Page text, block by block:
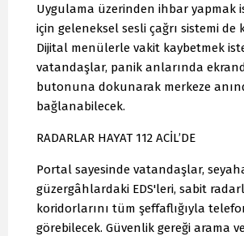
Uygulama üzerinden ihbar yapmak
için geleneksel sesli çağrı sistemi de
Dijital menülerle vakit kaybetmek
vatandaşlar, panik anlarında
butonuna dokunarak merkeze
bağlanabilecek.
RADARLAR HAYAT 112 ACİL’DE
Portal sayesinde vatandaşlar,
güzergâhlardaki EDS'leri, sabit
koridorlarını tüm şeffaflığıyla
görebilecek. Güvenlik gereği arama